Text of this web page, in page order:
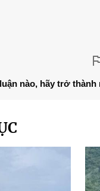
nào, hãy trở